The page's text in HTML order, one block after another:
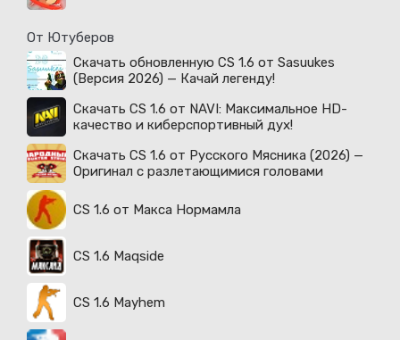
От Ютуберов
Скачать обновленную CS 1.6 от Sasuukes
(Версия 2026) — Качай легенду!
Скачать CS 1.6 от NAVI: Максимальное HD-
качество и киберспортивный дух!
Скачать CS 1.6 от Русского Мясника (2026) —
Оригинал с разлетающимися головами
CS 1.6 от Макса Нормамла
CS 1.6 Maqside
CS 1.6 Mayhem